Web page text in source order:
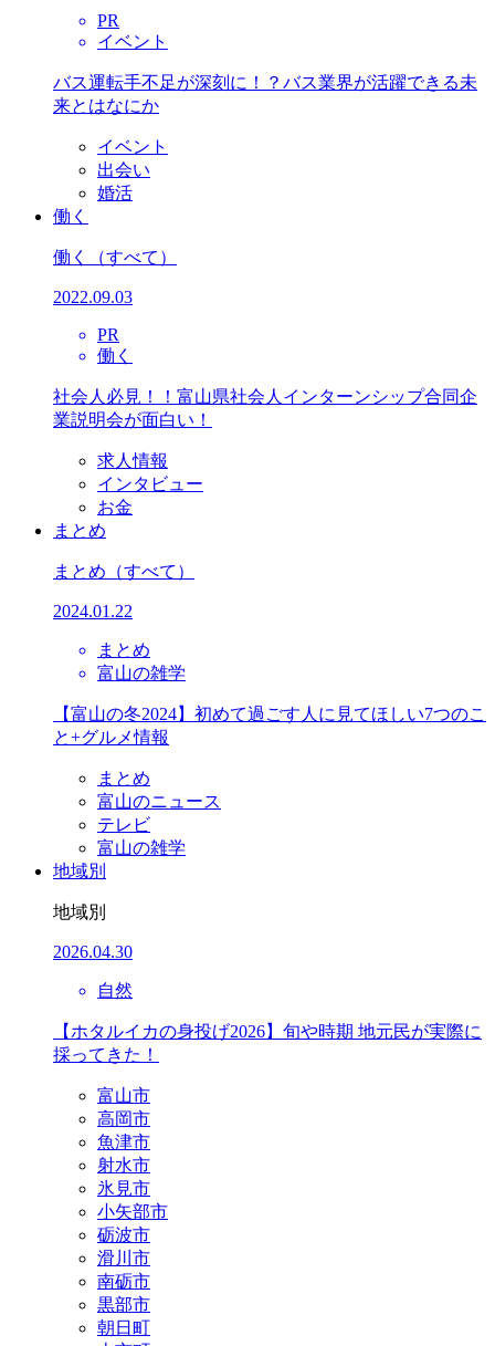
PR
イベント
バス運転手不足が深刻に！？バス業界が活躍できる未
来とはなにか
イベント
出会い
婚活
働く
働く （すべて）
2022.09.03
PR
働く
社会人必見！！富山県社会人インターンシップ合同企
業説明会が面白い！
求人情報
インタビュー
お金
まとめ
まとめ （すべて）
2024.01.22
まとめ
富山の雑学
【富山の冬2024】初めて過ごす人に見てほしい7つのこ
と+グルメ情報
まとめ
富山のニュース
テレビ
富山の雑学
地域別
地域別
2026.04.30
自然
【ホタルイカの身投げ2026】旬や時期 地元民が実際に
採ってきた！
富山市
高岡市
魚津市
射水市
氷見市
小矢部市
砺波市
滑川市
南砺市
黒部市
朝日町